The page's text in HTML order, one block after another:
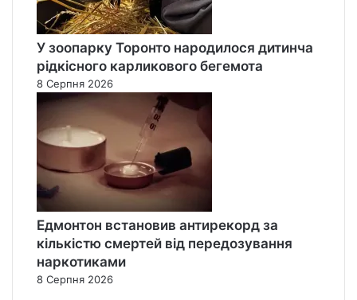
У зоопарку Торонто народилося дитинча
рідкісного карликового бегемота
8 Серпня 2026
Едмонтон встановив антирекорд за
кількістю смертей від передозування
наркотиками
8 Серпня 2026